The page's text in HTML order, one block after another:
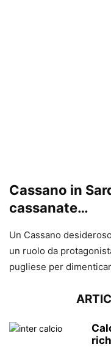
Cassano in
cassanate…
Un Cassano
un ruolo da
pugliese per